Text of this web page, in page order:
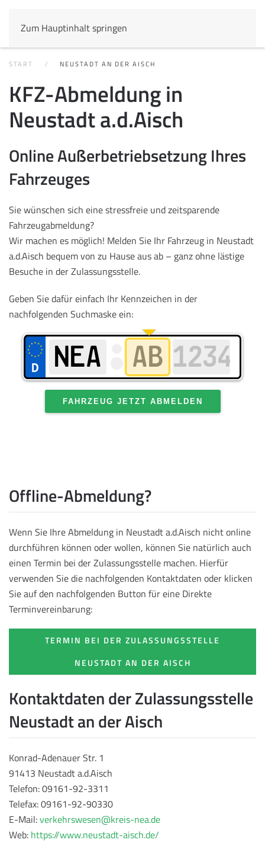
Zum Hauptinhalt springen
START NEUSTADT AN DER AISCH
KFZ-Abmeldung in
Neustadt a.d.Aisch
Online Außerbetriebsetzung Ihres
Fahrzeuges
Sie wünschen sich eine stressfreie und zeitsparende
Fahrzeugabmeldung?
Wir machen es möglich! Melden Sie Ihr Fahrzeug in Neustadt
a.d.Aisch bequem von zu Hause aus ab – ganz ohne lästige
Besuche in der Zulassungsstelle.
Geben Sie dafür einfach Ihr Kennzeichen in der
nachfolgenden Suchmaske ein:
FAHRZEUG JETZT ABMELDEN
Offline-Abmeldung?
Wenn Sie Ihre Abmeldung in Neustadt a.d.Aisch nicht online
durchführen können oder wollen, können Sie natürlich auch
einen Termin bei der Zulassungsstelle machen. Hierfür
verwenden Sie die nachfolgenden Kontaktdaten oder klicken
Sie auf den nachfolgenden Button für eine Direkte
Terminvereinbarung:
TERMIN BEI DER ZULASSUNGSSTELLE
NEUSTADT AN DER AISCH
Kontaktdaten der Zulassungsstelle
Neustadt an der Aisch
Konrad-Adenauer Str. 1
91413 Neustadt a.d.Aisch
Telefon: 09161-92-3311
Telefax: 09161-92-90330
E-Mail:verkehrswesen@kreis-nea.de
Web: https://www.neustadt-aisch.de/